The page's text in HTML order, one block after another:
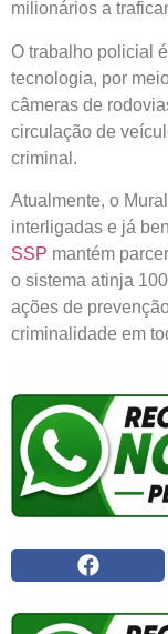
milionários a
O trabalho policial
tecnologia, por
câmeras de
circulação de
criminal.
Atualmente, o
interligadas e já
SSP mantém
o sistema atinja
ações de
criminalidade em